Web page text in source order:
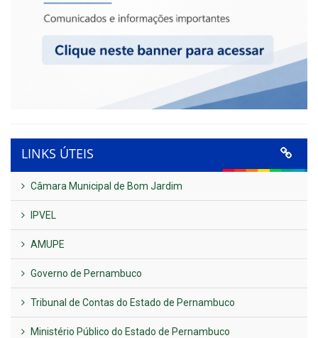
LINKS ÚTEIS
Câmara Municipal de Bom Jardim
IPVEL
AMUPE
Governo de Pernambuco
Tribunal de Contas do Estado de Pernambuco
Ministério Público do Estado de Pernambuco